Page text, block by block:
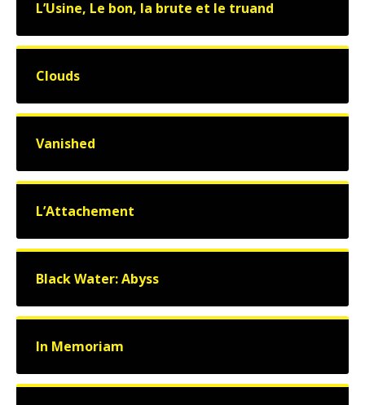
L’Usine, Le bon, la brute et le truand
Clouds
Vanished
L’Attachement
Black Water: Abyss
In Memoriam